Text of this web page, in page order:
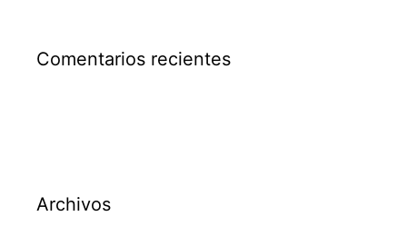
Comentarios recientes
Archivos